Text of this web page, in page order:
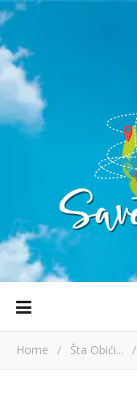
Home / Šta Obići... /